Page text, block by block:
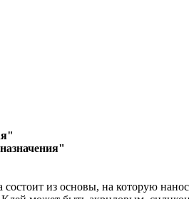
из основы, на которую